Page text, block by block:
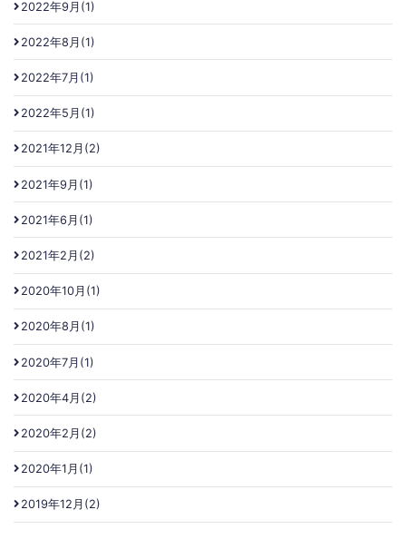
2022年9月(1)
2022年8月(1)
2022年7月(1)
2022年5月(1)
2021年12月(2)
2021年9月(1)
2021年6月(1)
2021年2月(2)
2020年10月(1)
2020年8月(1)
2020年7月(1)
2020年4月(2)
2020年2月(2)
2020年1月(1)
2019年12月(2)